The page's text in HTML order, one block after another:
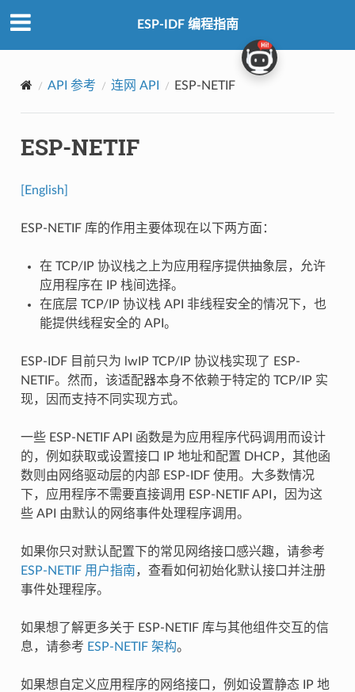
ESP-IDF 编程指南
API 参考 连网 API ESP-NETIF
ESP-NETIF
[English]
ESP-NETIF 库的作用主要体现在以下两方面：
在 TCP/IP 协议栈之上为应用程序提供抽象层，允许
应用程序在 IP 栈间选择。
在底层 TCP/IP 协议栈 API 非线程安全的情况下，也
能提供线程安全的 API。
ESP-IDF 目前只为 lwIP TCP/IP 协议栈实现了 ESP-
NETIF。然而，该适配器本身不依赖于特定的 TCP/IP 实
现，因而支持不同实现方式。
一些 ESP-NETIF API 函数是为应用程序代码调用而设计
的，例如获取或设置接口 IP 地址和配置 DHCP，其他函
数则由网络驱动层的内部 ESP-IDF 使用。大多数情况
下，应用程序不需要直接调用 ESP-NETIF API，因为这
些 API 由默认的网络事件处理程序调用。
如果你只对默认配置下的常见网络接口感兴趣，请参考
ESP-NETIF 用户指南，查看如何初始化默认接口并注册
事件处理程序。
如果想了解更多关于 ESP-NETIF 库与其他组件交互的信
息，请参考 ESP-NETIF 架构。
如果想自定义应用程序的网络接口，例如设置静态 IP 地